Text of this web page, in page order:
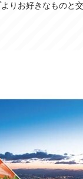
りお好きなものと